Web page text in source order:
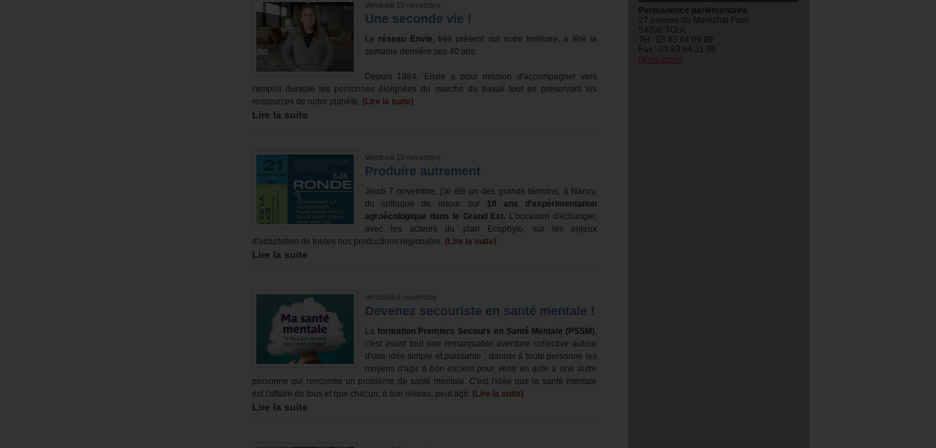
Permanence parlementaire
27 avenue du Maréchal Foch
54200 TOUL
Tel : 03 83 64 09 99
Fax : 03 83 64 31 05
Nous écrire
Vendredi 15 novembre
Une seconde vie !
Le réseau Envie, très présent sur notre territoire, a fêté la
semaine dernière ses 40 ans.
Depuis 1984, Envie a pour mission d'accompagner vers
l'emploi durable les personnes éloignées du marché du travail tout en préservant les
ressources de notre planète. (Lire la suite)
Lire la suite
Vendredi 15 novembre
Produire autrement
Jeudi 7 novembre, j'ai été un des grands témoins, à Nancy,
du colloque de retour sur 10 ans d'expérimentation
agroécologique dans le Grand Est. L'occasion d'échanger,
avec les acteurs du plan Ecophyto, sur les enjeux
d'adaptation de toutes nos productions régionales. (Lire la suite)
Lire la suite
Vendredi 8 novembre
Devenez secouriste en santé mentale !
La formation Premiers Secours en Santé Mentale (PSSM),
c'est avant tout une remarquable aventure collective autour
d'une idée simple et puissante : donner à toute personne les
moyens d'agir à bon escient pour venir en aide à une autre
personne qui rencontre un problème de santé mentale. C'est l'idée que la santé mentale
est l'affaire de tous et que chacun, à son niveau, peut agir. (Lire la suite)
Lire la suite